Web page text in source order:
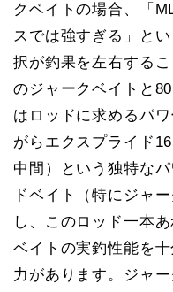
クベイトの場合、「
スでは強すぎる」と
択が釣果を左右する
のジャークベイトと
はロッドに求めるパ
がらエクスプライド
中間）という独特な
ドベイト（特にジャ
し、このロッド一本
ベイトの実釣性能を
力があります。ジャ